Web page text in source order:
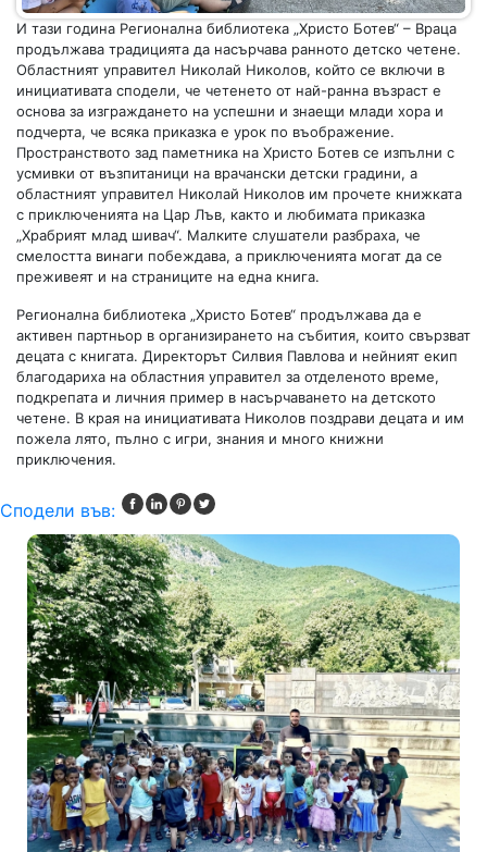
И тази година Регионална библиотека „Христо Ботев“ – Враца
продължава традицията да насърчава ранното детско четене.
Областният управител Николай Николов, който се включи в
инициативата сподели, че четенето от най-ранна възраст е
основа за изграждането на успешни и знаещи млади хора и
подчерта, че всяка приказка е урок по въображение.
Пространството зад паметника на Христо Ботев се изпълни с
усмивки от възпитаници на врачански детски градини, а
областният управител Николай Николов им прочете книжката
с приключенията на Цар Лъв, както и любимата приказка
„Храбрият млад шивач“. Малките слушатели разбраха, че
смелостта винаги побеждава, а приключенията могат да се
преживеят и на страниците на една книга.
Регионална библиотека „Христо Ботев“ продължава да е
активен партньор в организирането на събития, които свързват
децата с книгата. Директорът Силвия Павлова и нейният екип
благодариха на областния управител за отделеното време,
подкрепата и личния пример в насърчаването на детското
четене. В края на инициативата Николов поздрави децата и им
пожела лято, пълно с игри, знания и много книжни
приключения.
Сподели във: